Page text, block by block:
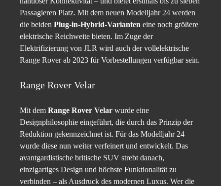
Passagieren Platz. Mit dem neuen Modelljahr 24 werden
die beiden Plug-in-Hybrid-Varianten eine noch größere
elektrische Reichweite bieten. Im Zuge der
Elektrifizierung von JLR wird auch der vollelektrische
Range Rover ab 2023 für Vorbestellungen verfügbar sein.
Range Rover Velar
Mit dem Range Rover Velar wurde eine
Designphilosophie eingeführt, die durch das Prinzip der
Reduktion gekennzeichnet ist. Für das Modelljahr 24
wurde diese nun weiter verfeinert und entwickelt. Das
avantgardistische britische SUV strebt danach,
einzigartiges Design und höchste Funktionalität zu
verbinden – als Ausdruck des modernen Luxus. Wer die